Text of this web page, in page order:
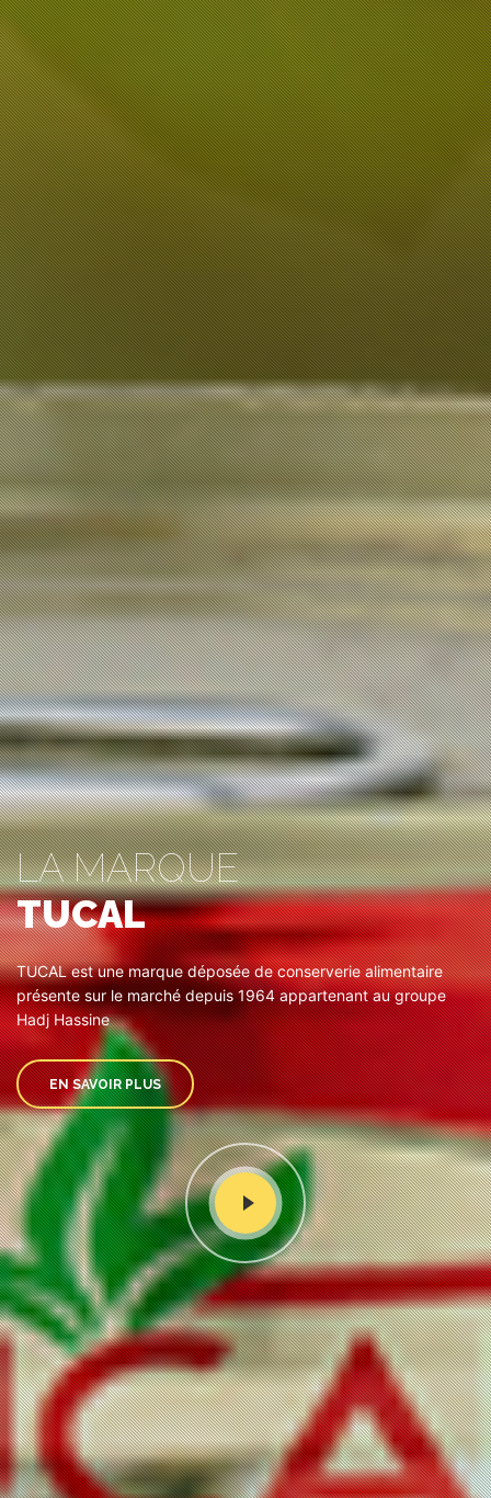
LA MARQUE
TUCAL
TUCAL est une marque déposée de conserverie alimentaire
présente sur le marché depuis 1964 appartenant au groupe
Hadj Hassine
EN SAVOIR PLUS